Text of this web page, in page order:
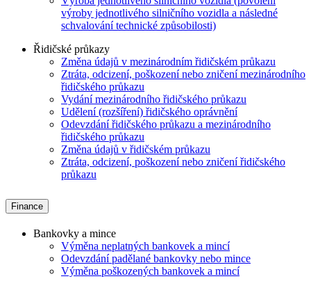
výroby jednotlivého silničního vozidla a následné
schvalování technické způsobilosti)
Řidičské průkazy
Změna údajů v mezinárodním řidičském průkazu
Ztráta, odcizení, poškození nebo zničení mezinárodního
řidičského průkazu
Vydání mezinárodního řidičského průkazu
Udělení (rozšíření) řidičského oprávnění
Odevzdání řidičského průkazu a mezinárodního
řidičského průkazu
Změna údajů v řidičském průkazu
Ztráta, odcizení, poškození nebo zničení řidičského
průkazu
Finance
Bankovky a mince
Výměna neplatných bankovek a mincí
Odevzdání padělané bankovky nebo mince
Výměna poškozených bankovek a mincí